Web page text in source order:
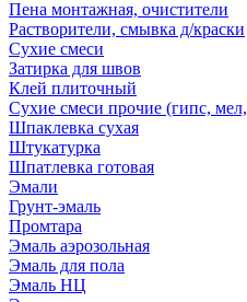
Пена монтажная, очистители
Растворители, смывка д/краски
Сухие смеси
Затирка для швов
Клей плиточный
Сухие смеси прочие (гипс,
Шпаклевка сухая
Штукатурка
Шпатлевка готовая
Эмали
Грунт-эмаль
Промтара
Эмаль аэрозольная
Эмаль для пола
Эмаль НЦ